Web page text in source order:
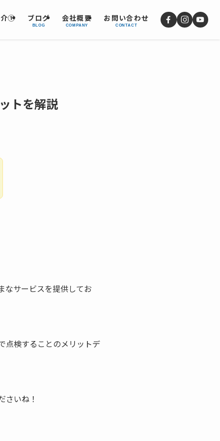
介① ブログ
BLOG
会社概要
COMPANY
お問い合わせ
CONTACT
トを解説
なサービスを提供してお
点検することのメリットデ
さいね！